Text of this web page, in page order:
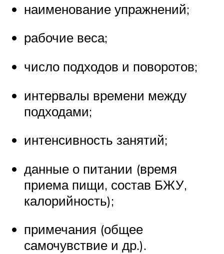
наименование упражнений;
рабочие веса;
число подходов и поворотов;
интервалы времени между
подходами;
интенсивность занятий;
данные о питании (время
приема пищи, состав БЖУ,
калорийность);
примечания (общее
самочувствие и др.).